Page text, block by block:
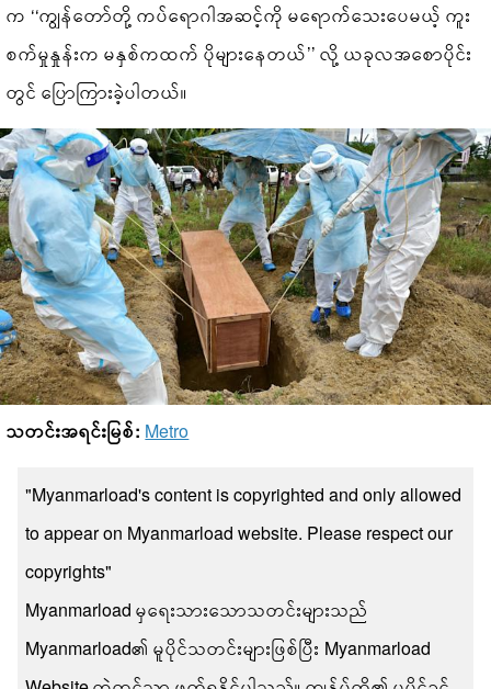
က ‘‘ကျွန်တော်တို့ ကပ်ရောဂါအဆင့်ကို မရောက်သေးပေမယ့် ကူး
စက်မှုနှုန်းက မနှစ်ကထက် ပိုများနေတယ်’’ လို့ ယခုလအစောပိုင်း
တွင် ပြောကြားခဲ့ပါတယ်။
သတင်းအရင်းမြစ်: Metro
"Myanmarload's content is copyrighted and only allowed
to appear on Myanmarload website. Please respect our
copyrights"
Myanmarload မှရေးသားသောသတင်းများသည်
Myanmarload၏ မူပိုင်သတင်းများဖြစ်ပြီး Myanmarload